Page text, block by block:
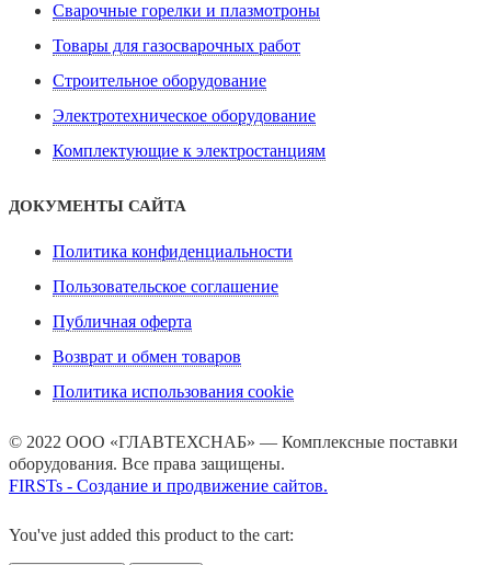
Сварочные горелки и плазмотроны
Товары для газосварочных работ
Строительное оборудование
Электротехническое оборудование
Комплектующие к электростанциям
ДОКУМЕНТЫ САЙТА
Политика конфиденциальности
Пользовательское соглашение
Публичная оферта
Возврат и обмен товаров
Политика использования cookie
© 2022 ООО «ГЛАВТЕХСНАБ» — Комплексные поставки
оборудования. Все права защищены.
FIRSTs - Создание и продвижение сайтов.
You've just added this product to the cart: